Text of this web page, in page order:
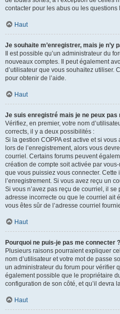
contacter pour les abus ou les
Haut
Je souhaite m’enregistrer, mais je n’y
Il est possible qu’un administrateur du
nouveaux comptes. Il peut également
d’utilisateur que vous souhaitez utiliser.
pour obtenir de l’aide.
Haut
Je suis enregistré mais je ne peux pas
Vérifiez, en premier, votre nom
corrects, il y a deux possibilités :
Si la gestion COPPA est active et si
lors de l’enregistrement, alors vous
courriel. Certains forums peuvent
création de compte soit activée par
que vous puissiez vous connecter.
l’enregistrement. Si vous avez reçu un
Si vous n’avez pas reçu de courriel, il
adresse incorrecte ou que le courriel ait
vous êtes sûr de l’adresse courriel
Haut
Pourquoi ne puis-je pas me connecter ?
Plusieurs raisons pourraient expliquer
nom d’utilisateur et votre mot de passe
un administrateur du forum pour vérifier
également possible que le propriétaire
configuration de son côté, et qu’il devra
Haut